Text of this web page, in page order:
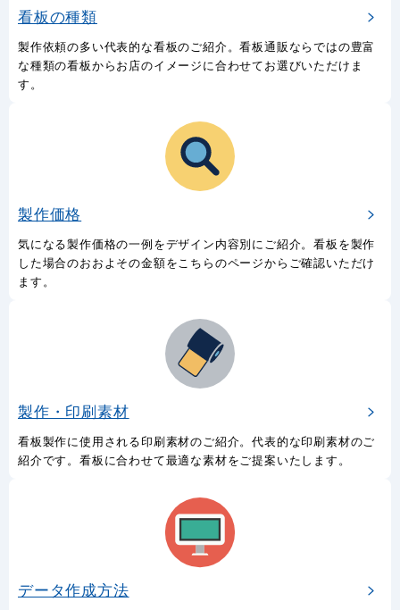
看板の種類
製作依頼の多い代表的な看板のご紹介。看板通販ならではの豊富
な種類の看板からお店のイメージに合わせてお選びいただけま
す。
製作価格
気になる製作価格の一例をデザイン内容別にご紹介。看板を製作
した場合のおおよその金額をこちらのページからご確認いただけ
ます。
製作・印刷素材
看板製作に使用される印刷素材のご紹介。代表的な印刷素材のご
紹介です。看板に合わせて最適な素材をご提案いたします。
データ作成方法